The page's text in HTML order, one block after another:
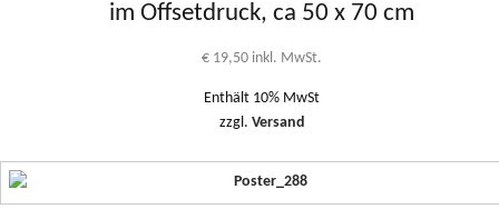
im Offsetdruck, ca 50 x 70 cm
€ 19,50 inkl. MwSt.
Enthält 10% MwSt
zzgl. Versand